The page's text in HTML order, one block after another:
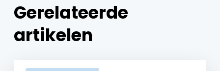
Gerelateerde
artikelen